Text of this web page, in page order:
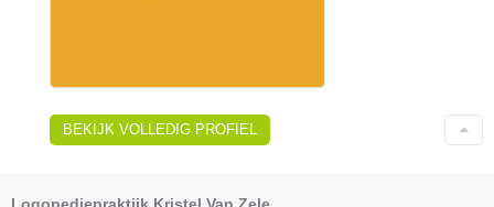
BEKIJK VOLLEDIG PROFIEL
Logopediepraktijk Kristel Van Zele